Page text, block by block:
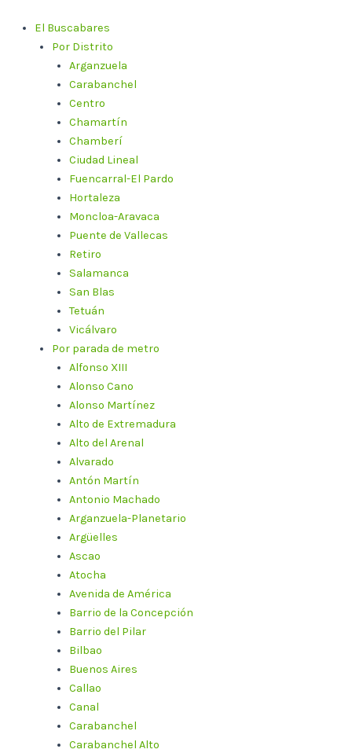
contenido
El Buscabares
Por Distrito
Arganzuela
Carabanchel
Centro
Chamartín
Chamberí
Ciudad Lineal
Fuencarral-El Pardo
Hortaleza
Moncloa-Aravaca
Puente de Vallecas
Retiro
Salamanca
San Blas
Tetuán
Vicálvaro
Por parada de metro
Alfonso XIII
Alonso Cano
Alonso Martínez
Alto de Extremadura
Alto del Arenal
Alvarado
Antón Martín
Antonio Machado
Arganzuela-Planetario
Argüelles
Ascao
Atocha
Avenida de América
Barrio de la Concepción
Barrio del Pilar
Bilbao
Buenos Aires
Callao
Canal
Carabanchel
Carabanchel Alto